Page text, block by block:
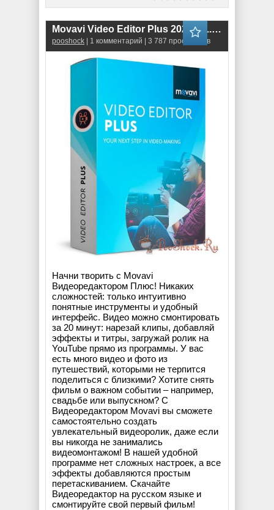
Movavi Video Editor Plus 2021 (21.3.0) RePack
pooshock | 1 комментарий | 3 787 просмотров
Начни творить с Movavi
Видеоредактором Плюс! Никаких
сложностей: только интуитивно
понятные инструменты и удобный
интерфейс. Видео можно смонтировать
за 20 минут: нарезай клипы, добавляй
эффекты и титры, загружай ролик на
YouTube прямо из программы. У вас
есть много видео и фото из
путешествий, которыми не терпится
поделиться с близкими? Хотите снять
фильм о важном событии – например,
свадьбе или выпускном? С
Видеоредактором Movavi вы сможете
самостоятельно создать
увлекательный видеоролик, даже если
вы никогда не занимались
видеомонтажом! В нашей удобной
программе нет сложных настроек, а все
эффекты добавляются простым
перетаскиванием. Скачайте
Видеоредактор на русском языке и
смонтируйте свой первый фильм!